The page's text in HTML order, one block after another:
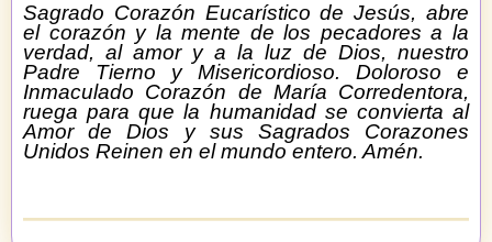
Sagrado Corazón Eucarístico de Jesús, abre
el corazón y la mente de los pecadores a la
verdad, al amor y a la luz de Dios, nuestro
Padre Tierno y Misericordioso. Doloroso e
Inmaculado Corazón de María Corredentora,
ruega para que la humanidad se convierta al
Amor de Dios y sus Sagrados Corazones
Unidos Reinen en el mundo entero. Amén.